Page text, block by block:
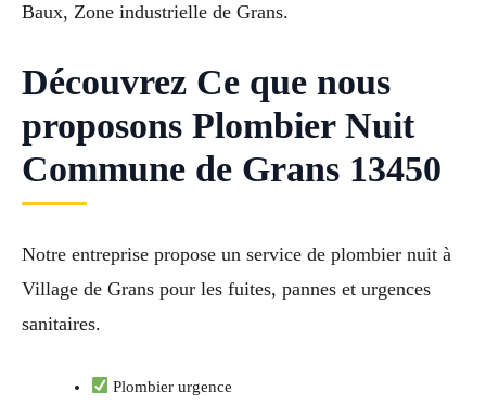
Baux, Zone industrielle de Grans.
Découvrez Ce que nous
proposons Plombier Nuit
Commune de Grans 13450
Notre entreprise propose un service de plombier nuit à
Village de Grans pour les fuites, pannes et urgences
sanitaires.
Plombier urgence